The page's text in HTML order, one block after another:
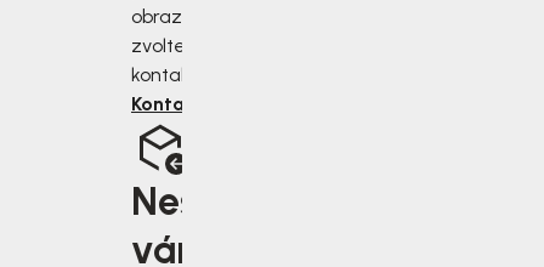
obrazovky, nebo
zvolte jiný druh
kontaktu.
Kontaktujte nás
Nesedí
vám